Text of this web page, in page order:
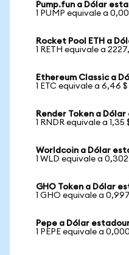
Pump.fun a Dólar
1 PUMP equivale a
Rocket Pool ETH a
1 RETH equivale a
Ethereum Classic a
1 ETC equivale a 6,46 $
Render Token a
1 RNDR equivale a 1,35
Worldcoin a Dólar
1 WLD equivale a
GHO Token a Dólar
1 GHO equivale a
Pepe a Dólar
1 PEPE equivale a